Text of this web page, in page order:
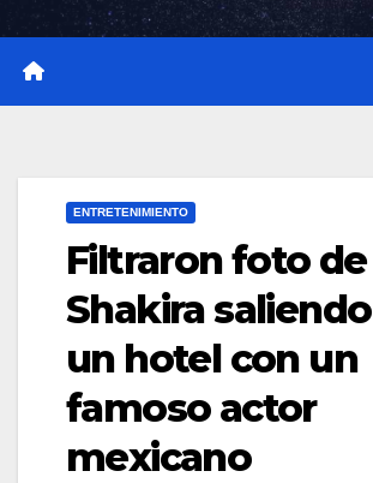
ENTRETENIMIENTO
Filtraron foto de
Shakira
un hotel con un
famoso actor
mexicano